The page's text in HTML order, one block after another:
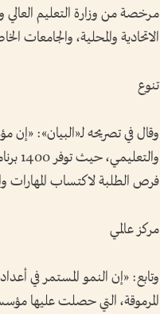
مرخصة من وزارة التعليم
الاتحادية والمحلية، والجامعات
تنوع
وقال في تصريحه لـ«البيان»: «إن
فرص الطلبة لاكتساب المهارات
مركز عالمي
وتابع: «إن النمو المستمر في
المرموقة، التي حصلت عليها